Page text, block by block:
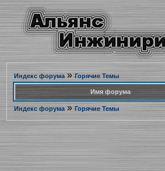
Индекс форума» Горячие Темы
Имя форума
Индекс форума» Горячие Темы